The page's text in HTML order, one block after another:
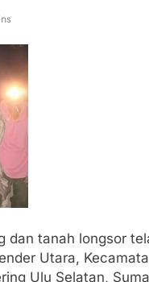
dan tanah longsor
Utara,
Ulu Selatan,